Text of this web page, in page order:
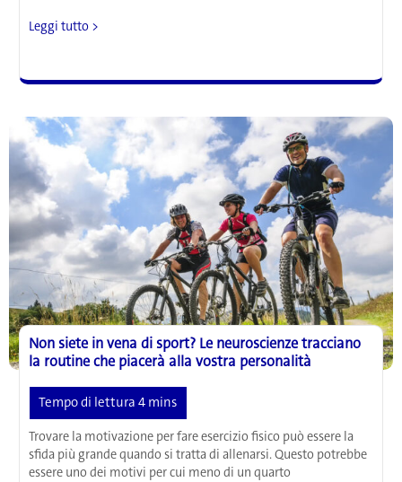
Le
e
cellule
T
helper
potenziate
da
nanofiore
hanno
un
promettente
potenziale
anti-
invecchiamento
Leggi tutto >
Non siete in vena di sport? Le neuroscienze tracciano
la routine che piacerà alla vostra personalità
Trovare la motivazione per fare esercizio fisico può essere la
sfida più grande quando si tratta di allenarsi. Questo potrebbe
essere uno dei motivi per cui meno di un quarto